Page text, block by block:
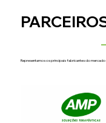
Representamos os principais fabricantes do